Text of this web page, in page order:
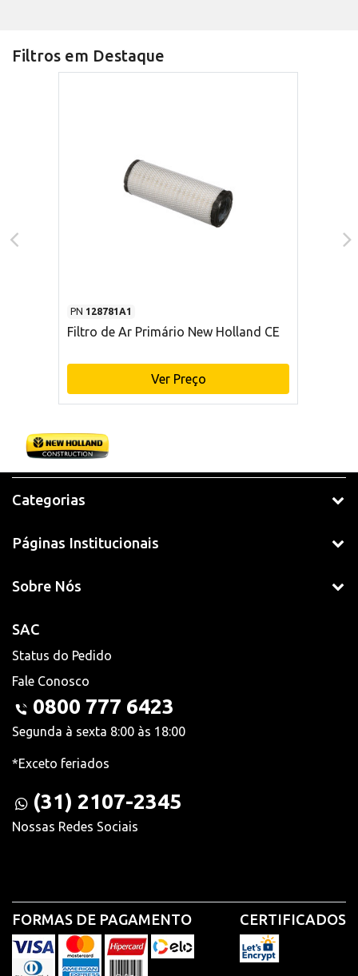
Filtros em Destaque
PN 128781A1
Filtro de Ar Primário New Holland CE
Ver Preço
Categorias
Páginas Institucionais
Sobre Nós
SAC
Status do Pedido
Fale Conosco
0800 777 6423
Segunda à sexta 8:00 às 18:00
*Exceto feriados
(31) 2107-2345
Nossas Redes Sociais
FORMAS DE PAGAMENTO CERTIFICADOS